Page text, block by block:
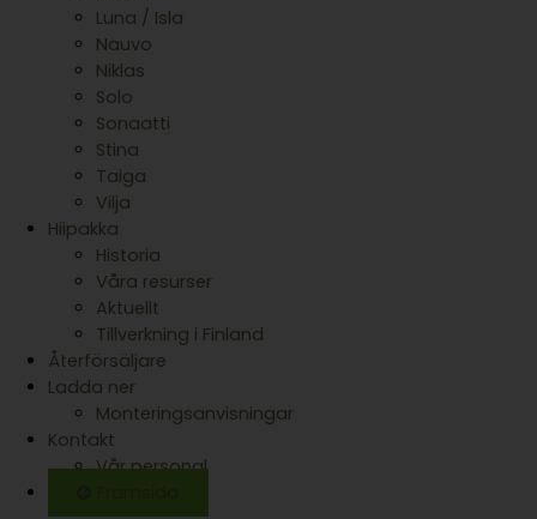
Luna / Isla
Nauvo
Niklas
Solo
Sonaatti
Stina
Taiga
Vilja
Hiipakka
Historia
Våra resurser
Aktuellt
Tillverkning i Finland
Återförsäljare
Ladda ner
Monteringsanvisningar
Kontakt
Vår personal